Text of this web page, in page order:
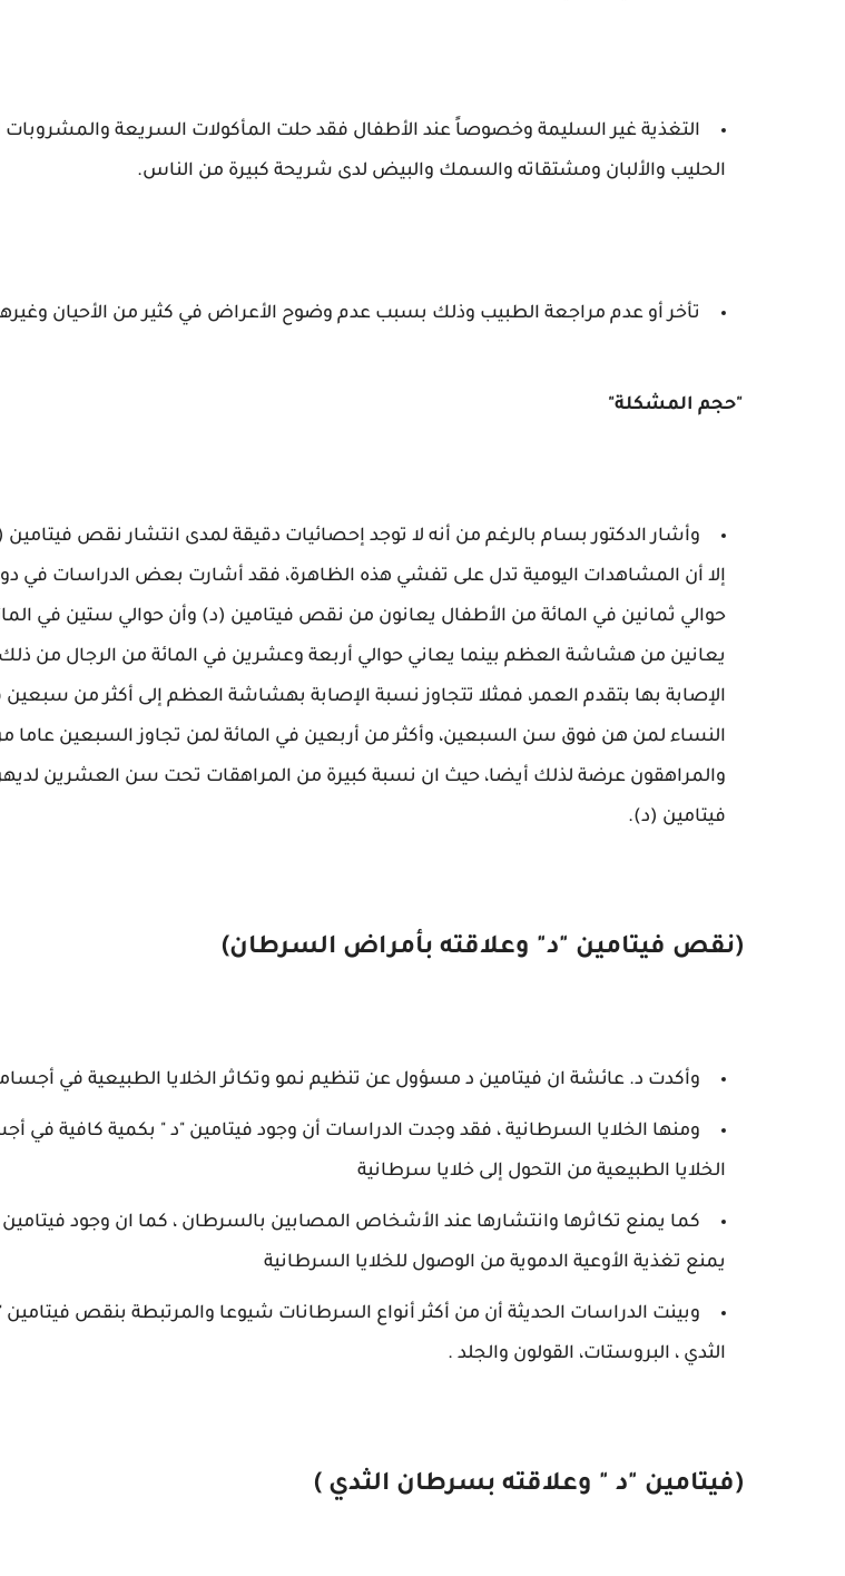
التغذية غير السليمة وخصوصاً عند الأطفال فقد حلت المأكولات السريعة والمشروبات
الحليب والألبان ومشتقاته والسمك والبيض لدى شريحة كبيرة من الناس.
تأخر أو عدم مراجعة الطبيب وذلك بسبب عدم وضوح الأعراض في كثير من الأحيان
"حجم المشكلة"
وأشار الدكتور بسام بالرغم من أنه لا توجد إحصائيات دقيقة لمدى انتشار نقص
إلا أن المشاهدات اليومية تدل على تفشي هذه الظاهرة، فقد أشارت بعض الدراسات في
حوالي ثمانين في المائة من الأطفال يعانون من نقص فيتامين (د) وأن حوالي ستين في
يعانين من هشاشة العظم بينما يعاني حوالي أربعة وعشرين في المائة من الرجال من
الإصابة بها بتقدم العمر، فمثلا تتجاوز نسبة الإصابة بهشاشة العظم إلى أكثر من سبعين
النساء لمن هن فوق سن السبعين، وأكثر من أربعين في المائة لمن تجاوز السبعين عاما
والمراهقون عرضة لذلك أيضا، حيث ان نسبة كبيرة من المراهقات تحت سن العشرين
فيتامين (د).
(نقص فيتامين "د" وعلاقته بأمراض السرطان)
وأكدت د. عائشة ان فيتامين د مسؤول عن تنظيم نمو وتكاثر الخلايا الطبيعية في
ومنها الخلايا السرطانية ، فقد وجدت الدراسات أن وجود فيتامين "د " بكمية كافية في
الخلايا الطبيعية من التحول إلى خلايا سرطانية
كما يمنع تكاثرها وانتشارها عند الأشخاص المصابين بالسرطان ، كما ان وجود فيتامين
يمنع تغذية الأوعية الدموية من الوصول للخلايا السرطانية
وبينت الدراسات الحديثة أن من أكثر أنواع السرطانات شيوعا والمرتبطة بنقص
الثدي ، البروستات، القولون والجلد .
(فيتامين "د " وعلاقته بسرطان الثدي )